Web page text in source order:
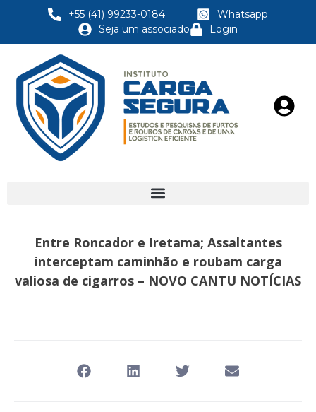
+55 (41) 99233-0184
Whatsapp
Seja um associado
Login
Entre Roncador e Iretama; Assaltantes
interceptam caminhão e roubam carga
valiosa de cigarros – NOVO CANTU NOTÍCIAS